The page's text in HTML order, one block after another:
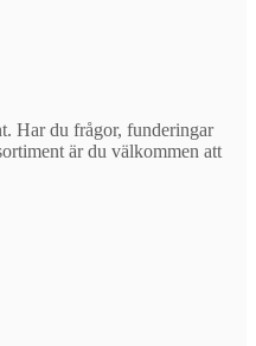
Har du frågor, funderingar
är du välkommen att